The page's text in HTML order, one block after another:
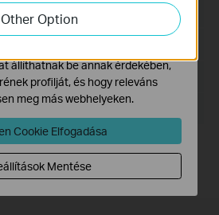
04
XP/2003/Vista/7/8/8.1/10
Other Option
végzett tevékenységeit, hogy
webhelyünk működését.
állíthatnak be annak érdekében,
profilját, és hogy releváns
meg más webhelyeken.
Cookie Elfogadása
Mentése